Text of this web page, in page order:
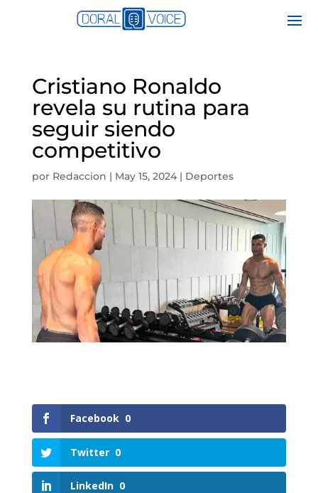
Cristiano Ronaldo
revela su rutina para
seguir siendo
competitivo
por Redaccion | May 15, 2024| Deportes
Facebook 0
Twitter 0
LinkedIn 0